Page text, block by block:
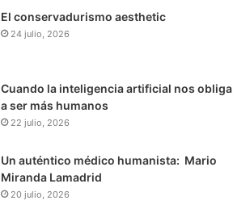
El conservadurismo aesthetic
24 julio, 2026
Cuando la inteligencia artificial nos obliga
a ser más humanos
22 julio, 2026
Un auténtico médico humanista: Mario
Miranda Lamadrid
20 julio, 2026